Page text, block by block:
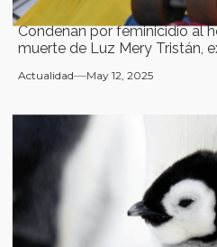
Condenan por feminicidio al
muerte de Luz Mery Tristán,
Actualidad May 12, 2025